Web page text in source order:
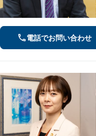
電話でお問い合わせ